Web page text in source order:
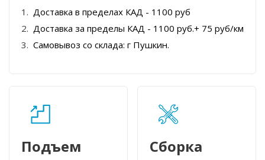
Доставка в пределах КАД - 1100 руб
Доставка за пределы КАД - 1100 руб.+ 75 руб/км
Самовывоз со склада: г Пушкин.
Подъем Сборка